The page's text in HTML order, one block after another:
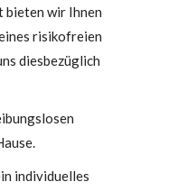
bieten wir Ihnen
risikofreien
diesbezüglich
individuelles